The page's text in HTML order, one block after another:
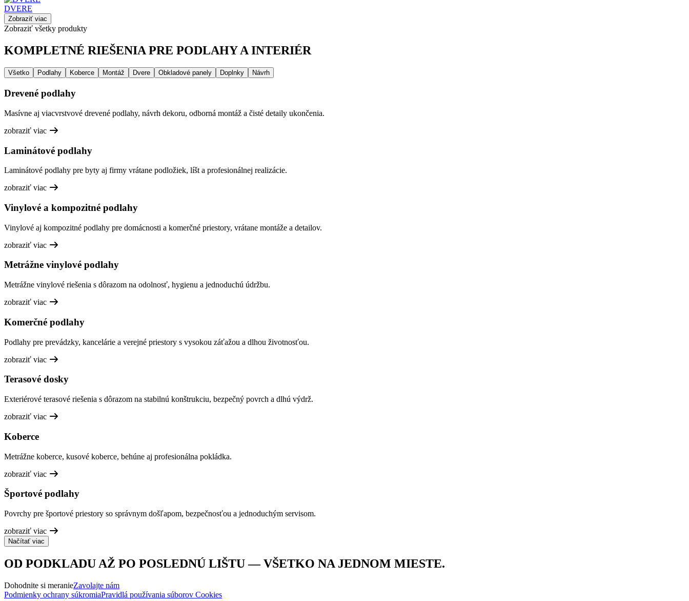
DVERE
Zobraziť viac
Zobraziť všetky produkty
KOMPLETNÉ RIEŠENIA PRE PODLAHY A INTERIÉR
Všetko Podlahy Koberce Montáž Dvere Obkladové panely Doplnky Návrh
Drevené podlahy
Masívne aj viacvrstvové drevené podlahy, návrh dekoru, odborná montáž a čisté detaily ukončenia.
zobraziť viac
Laminátové podlahy
Laminátové podlahy pre byty aj firmy vrátane podložiek, líšt a profesionálnej realizácie.
zobraziť viac
Vinylové a kompozitné podlahy
Vinylové aj kompozitné podlahy pre domácnosti a komerčné priestory, vrátane montáže a detailov.
zobraziť viac
Metrážne vinylové podlahy
Metrážne vinylové riešenia s dôrazom na odolnosť, hygienu a jednoduchú údržbu.
zobraziť viac
Komerčné podlahy
Podlahy pre prevádzky, kancelárie a verejné priestory s vysokou záťažou a dlhou životnosťou.
zobraziť viac
Terasové dosky
Exteriérové terasové riešenia s dôrazom na stabilnú konštrukciu, bezpečný povrch a dlhú výdrž.
zobraziť viac
Koberce
Metrážne koberce, kusové koberce, behúne aj profesionálna pokládka.
zobraziť viac
Športové podlahy
Povrchy pre športové priestory so správnym došľapom, bezpečnosťou a jednoduchým servisom.
zobraziť viac
Načítať viac
OD PODKLADU AŽ PO POSLEDNÚ LIŠTU — VŠETKO NA JEDNOM MIESTE.
Dohodnite si meranieZavolajte nám
Podmienky ochrany súkromiaPravidlá používania súborov Cookies